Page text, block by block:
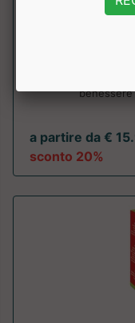
benessere
a partire da €
sconto 20%